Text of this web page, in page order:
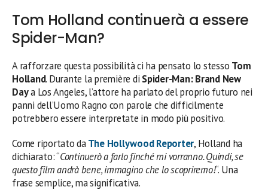
Tom Holland continuerà a essere
Spider-Man?
A rafforzare questa possibilità ci ha pensato lo stesso Tom
Holland. Durante la première di Spider-Man: Brand New
Daya Los Angeles, l’attore ha parlato del proprio futuro nei
panni dell’Uomo Ragno con parole che difficilmente
potrebbero essere interpretate in modo più positivo.
Come riportato daThe Hollywood Reporter, Holland ha
dichiarato: “Continuerò a farlo finché mi vorranno. Quindi, se
questo film andrà bene, immagino che lo scopriremo!“. Una
frase semplice, ma significativa.